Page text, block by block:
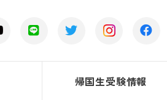
帰国生受験情報